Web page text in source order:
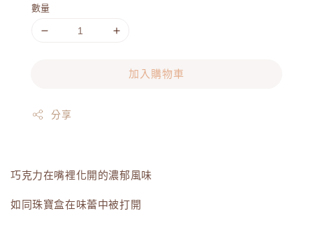
數量
加入購物車
分享
巧克力在嘴裡化開的濃郁風味
如同珠寶盒在味蕾中被打開